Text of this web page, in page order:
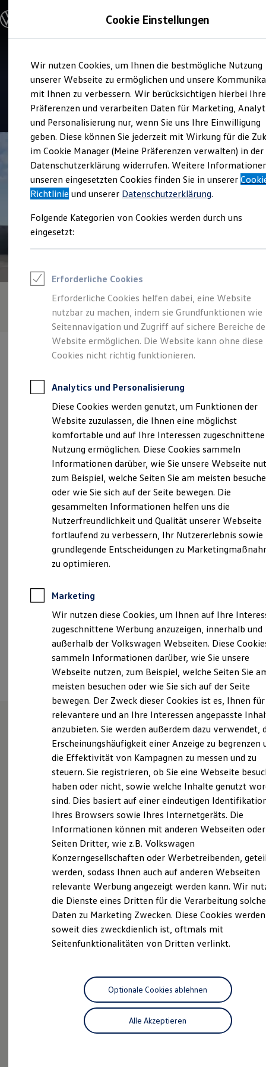
Hauptinhalt
springen
Footer
springen
Modelle & Konfigurator
Nutzfahrzeugkategorien entdecken
Modelle konfigurieren
Vorgängermodelle und Oldtimer
Vorgängermodelle
Oldtimer
Bulli Historie
Branchenlösungen & Gewerbekunden
Umbaulösungen und Hersteller finden
Auf- und Umbauten entdecken & konfigurieren
Groß- und Sonderkunden
Großkunden
Kommunen & Behörden
Journalisten
Sportvereine
Branchenlösungen
Gewerbliche Personenbeförderung
Service & mobile Werkstätten
Menschen mit Behinderung
Rettungsdienste
ONE Business ID Vorteile
Fahrzeugsuche & Marktplatz
Fahrzeugsuche
Fahrzeuge online kaufen
Digitaler Marktplatz
Kauf & Finanzierung
Online-Fahrzeugbewertung
Für Privatkunden
Für Gewerbekunden
Profi Paket
TopDeal
Gebrauchtwagen
ProfiPartner für Gebrauchtwagen
Zertifizierte Gebrauchtwagen
Finanzierung
Für Privatkunden
Für Gewerbekunden
Leasing
Für Privatkunden
Für Gewerbekunden
Versicherungen & Garantien
Garantien
Kfz-Versicherung für Nutzfahrzeuge
Restschuldversicherung
Wartungsverträge
Reparatur & Service
Sommer-Special
Reparatur, Pflege & Inspektion
Servicetermin anfragen
Service-Vorteile bei Volkswagen Nutzfahrzeuge
ServicePlus
Economy Service
Räder & Reifen Service
Ersatzfahrzeuge
Notdienst und Pannenhilfe
Software, Konnektivität & Apps
California App
VW Connect für Ihren Transporter/Caravelle
VW Connect für Ihren Amarok
VW Connect für andere Modelle
Fleet Interface Data
Multistop Pathfinder
Übersicht Software Updates
Digitales Bordbuch
Fahrerassistenz- und Sicherheitssysteme
Kontrollleuchten
Kurzfahrprofile und Ölverdünnung
Batterieverordnung
XTL-Dieselkraftstoff
Ersatzteile und Betriebsflüssigkeiten
Original Zubehör und Lifestyle Produkte
myVolkswagen
myVolkswagen Business
Elektrisch & Autonom
Unser Ansatz
Reichweitensimulator
Ladezeitensimulator
Ladelösungen für Privatkunden
Ladelösungen für Gewerbekunden
Wallbox und Ladekabel
Bidirektionales Laden
Verkauf und Service
Scherer Gruppe Bingen
3.2| 23 Bewertungen
Verantwortlich für die Inhalte auf dieser Seite ist die Scherer
GmbH - Co. KG ( Impressum & Rechtliches)
Willy-Brandt-Allee 2, 55411 Bingen
ServiceInfo.Bingen@scherer-gruppe.de
+49 6721 91810
Montag-Freitag 07:00-18:00 Uhr
Samstag
09:00 -14:00 Uhr
Ansprechpartner
Termin vereinbaren
Unsere Leistungenim
Überblick
Neuwagen
Nutzfahrzeuge
Neuwagen Caddy - Multivan -
California
ID.
Service
Volkswagen Economy
Service
ProfiPartner für
Gebrauchtwagen
Cookie Einstellungen
Wir nutzen Cookies, um Ihnen die bestmögliche Nutzung
unserer Webseite zu ermöglichen und unsere
mit Ihnen zu verbessern. Wir berücksichtigen hierbei Ihre
Präferenzen und verarbeiten Daten für Marketing,
und Personalisierung nur, wenn Sie uns Ihre Einwilligung
geben. Diese können Sie jederzeit mit Wirkung für die
im Cookie Manager (Meine Präferenzen verwalten) in der
Datenschutzerklärung widerrufen. Weitere
unseren eingesetzten Cookies finden Sie in unserer
Richtlinie und unserer Datenschutzerklärung.
Folgende Kategorien von Cookies werden durch uns
eingesetzt:
Erforderliche Cookies
Erforderliche Cookies helfen dabei, eine Website
nutzbar zu machen, indem sie Grundfunktionen wie
Seitennavigation und Zugriff auf sichere Bereiche
Website ermöglichen. Die Website kann ohne diese
Cookies nicht richtig funktionieren.
Analytics und Personalisierung
Diese Cookies werden genutzt, um Funktionen der
Website zuzulassen, die Ihnen eine möglichst
komfortable und auf Ihre Interessen zugeschnittene
Nutzung ermöglichen. Diese Cookies sammeln
Informationen darüber, wie Sie unsere Webseite
zum Beispiel, welche Seiten Sie am meisten
oder wie Sie sich auf der Seite bewegen. Die
gesammelten Informationen helfen uns die
Nutzerfreundlichkeit und Qualität unserer Webseite
fortlaufend zu verbessern, Ihr Nutzererlebnis sowie
grundlegende Entscheidungen zu
zu optimieren.
Marketing
Wir nutzen diese Cookies, um Ihnen auf Ihre
zugeschnittene Werbung anzuzeigen, innerhalb und
außerhalb der Volkswagen Webseiten. Diese
sammeln Informationen darüber, wie Sie unsere
Webseite nutzen, zum Beispiel, welche Seiten Sie
meisten besuchen oder wie Sie sich auf der Seite
bewegen. Der Zweck dieser Cookies ist es, Ihnen für
relevantere und an Ihre Interessen angepasste
anzubieten. Sie werden außerdem dazu verwendet,
Erscheinungshäufigkeit einer Anzeige zu begrenzen
die Effektivität von Kampagnen zu messen und zu
steuern. Sie registrieren, ob Sie eine Webseite
haben oder nicht, sowie welche Inhalte genutzt
sind. Dies basiert auf einer eindeutigen
Ihres Browsers sowie Ihres Internetgeräts. Die
Informationen können mit anderen Webseiten oder
Seiten Dritter, wie z.B. Volkswagen
Konzerngesellschaften oder Werbetreibenden,
werden, sodass Ihnen auch auf anderen Webseiten
relevante Werbung angezeigt werden kann. Wir
die Dienste eines Dritten für die Verarbeitung
Daten zu Marketing Zwecken. Diese Cookies
soweit dies zweckdienlich ist, oftmals mit
Seitenfunktionalitäten von Dritten verlinkt.
Alle Akzeptieren
Optionale Cookies ablehnen